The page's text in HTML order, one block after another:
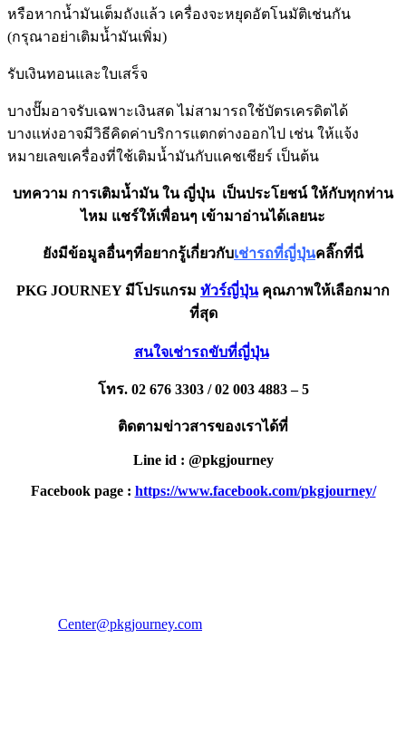
หรือหากน้ำมันเต็มถังแล้ว เครื่องจะหยุดอัตโนมัติเช่นกัน
(กรุณาอย่าเติมน้ำมันเพิ่ม)
รับเงินทอนและใบเสร็จ
บางปั๊มอาจรับเฉพาะเงินสด ไม่สามารถใช้บัตรเครดิตได้
บางแห่งอาจมีวิธีคิดค่าบริการแตกต่างออกไป เช่น ให้แจ้ง
หมายเลขเครื่องที่ใช้เติมน้ำมันกับแคชเชียร์ เป็นต้น
บทความ การเติมน้ำมัน ใน ญี่ปุ่น เป็นประโยชน์ ให้กับทุกท่าน
ไหม แชร์ให้เพื่อนๆ เข้ามาอ่านได้เลยนะ
ยังมีข้อมูลอื่นๆที่อยากรู้เกี่ยวกับเช่ารถที่ญี่ปุ่นคลิ๊กที่นี่
PKG JOURNEY มีโปรแกรม ทัวร์ญี่ปุ่นคุณภาพให้เลือกมาก
ที่สุด
สนใจเช่ารถขับที่ญี่ปุ่น
โทร. 02 676 3303 / 02 003 4883 – 5
ติดตามข่าวสารของเราได้ที่
Line id : @pkgjourney
Facebook page : https://www.facebook.com/pkgjourney/
Center@pkgjourney.com